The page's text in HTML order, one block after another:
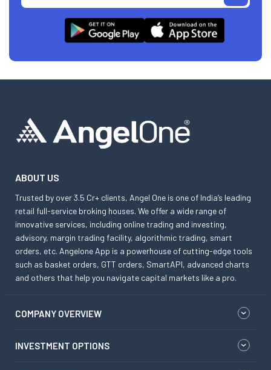
ABOUT US
Trusted by over 3.5 Cr+ clients, Angel One is one of India’s leading
retail full-service broking houses. We offer a wide range of
innovative services, including online trading and investing,
advisory, margin trading facility, algorithmic trading, smart
orders, etc. Angelone App is a powerhouse of cutting-edge tools
such as basket orders, GTT orders, SmartAPI, advanced charts
and others that help you navigate capital markets like a pro.
COMPANY OVERVIEW
INVESTMENT OPTIONS